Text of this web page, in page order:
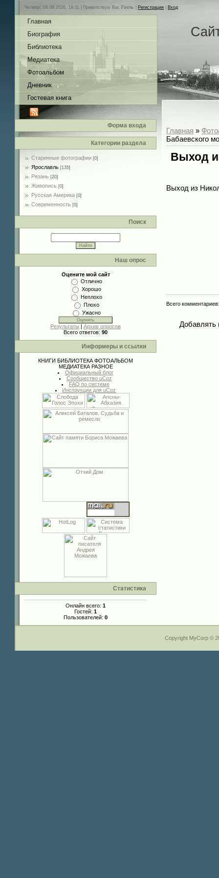
Четверг, 06.08.2026, 19:11 | Приветствую Вас Гость Регистрация Вход
Главная
Биография
Библиотека
Медиатека
Фотоальбом
Дневник
Гостевая книга
Форма входа
Категории раздела
Старинные фотографии [0]
Ярославль [135]
Рязань [20]
Живопись [0]
Русская Америка [0]
Современность [0]
Поиск
Наш опрос
Оцените мой сайт
Отлично
Хорошо
Неплохо
Плохо
Ужасно
Результаты | Архив опросов
Всего ответов: 90
Информеры и ссылки
КНИГИ БИБЛИОТЕКА ФОТОАЛЬБОМ
МЕДИАТЕКА РАЗНОЕ
Официальный блог
Сообщество uCoz
FAQ по системе
Инструкции для uCoz
Статистика
Онлайн всего: 1
Гостей: 1
Пользователей: 0
Главная »
Бабаевского
Выход
Выход из
Всего комментариев
Добавлять
Copyright MyCorp ©